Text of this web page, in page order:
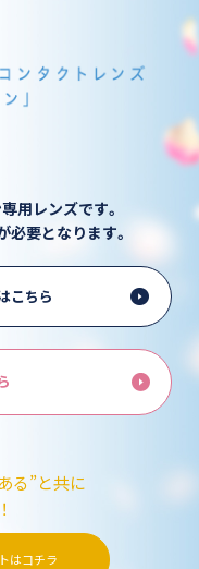
用レンズです。
要となります。
こちら
る”と共に
はコチラ